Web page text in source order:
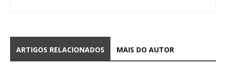
ARTIGOS RELACIONADOS MAIS DO AUTOR